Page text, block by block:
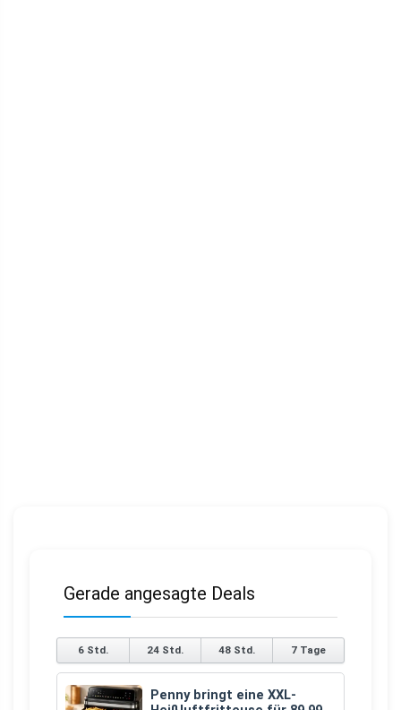
Gerade angesagte Deals
6 Std. 24 Std. 48 Std. 7 Tage
Penny bringt eine XXL-